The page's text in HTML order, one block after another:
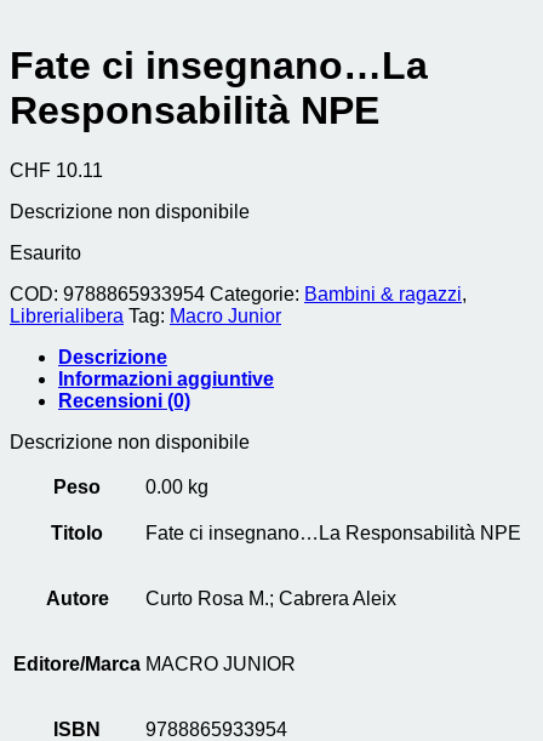
Fate ci insegnano…La
Responsabilità NPE
CHF 10.11
Descrizione non disponibile
Esaurito
COD: 9788865933954 Categorie: Bambini & ragazzi,
Librerialibera Tag: Macro Junior
Descrizione
Informazioni aggiuntive
Recensioni (0)
Descrizione non disponibile
Peso 0.00 kg
Titolo Fate ci insegnano…La Responsabilità NPE
Autore Curto Rosa M.; Cabrera Aleix
Editore/Marca MACRO JUNIOR
ISBN 9788865933954